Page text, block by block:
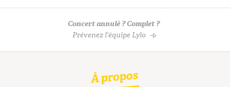
Concert annulé ? Complet ?
Prévenez l'équipe Lylo
À propos